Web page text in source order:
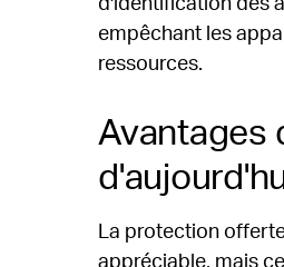
empêchant les
ressources.
Avantages
La protection
appréciable, mais